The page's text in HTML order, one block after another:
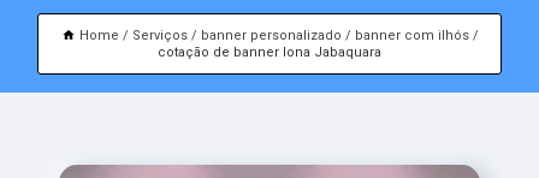
Home Serviços banner personalizado
banner com ilhós
cotação de banner lona Jabaquara